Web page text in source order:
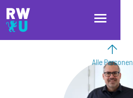
Direkt zum Inhalt
Direkt zur Hauptnavigation
Direkt zum Fußbereich
Alle Personen